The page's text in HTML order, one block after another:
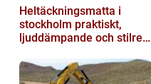
Heltäckningsmatta i
stockholm praktiskt,
ljuddämpande och stilrent